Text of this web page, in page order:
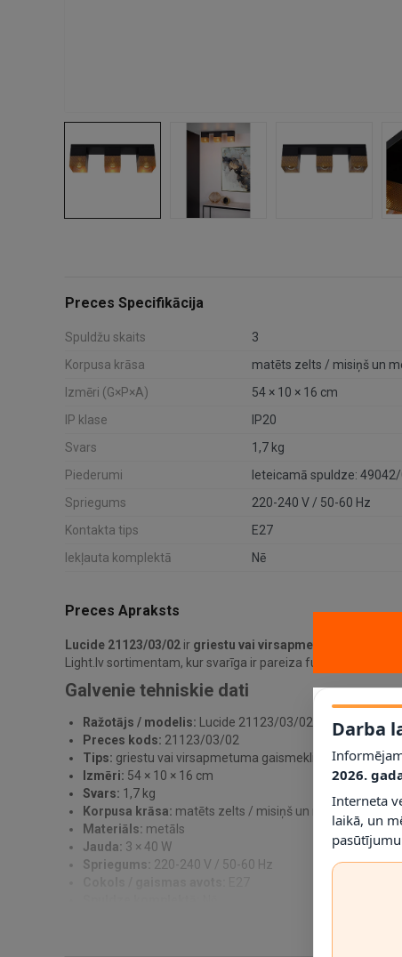
Preces Specifikācija
Spuldžu skaits 3
Korpusa krāsa
matēts zelts / misiņš un
Izmēri (G×P×A)
54 × 10 × 16 cm
IP klase
IP20
Svars
1,7 kg
Piederumi
Ieteicamā spuldze:
Spriegums
220-240 V / 50-60 Hz
Kontakta tips
E27
Iekļauta komplektā
Nē
Preces Apraksts
Lucide 21123/03/02 ir griestu vai virsapmetuma
Light.lv sortimentam, kur svarīga ir pareiza funkcija,
Galvenie tehniskie dati
Ražotājs / modelis: Lucide 21123/03/02
Preces kods: 21123/03/02
Tips: griestu vai virsapmetuma gaismeklis
Izmēri: 54 × 10 × 16 cm
Svars: 1,7 kg
Korpusa krāsa: matēts zelts / misiņš un melna
Materiāls: metāls
Jauda: 3 × 40 W
Spriegums: 220-240 V / 50-60 Hz
Darba
2026.
Interneta
laikā, un